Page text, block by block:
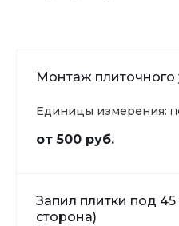
Монтаж плиточного
Единицы измерения:
от 500 руб.
Запил плитки под 45
сторона)